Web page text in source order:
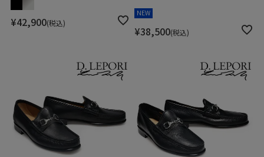
¥42,900 税込
NEW
¥38,500 税込